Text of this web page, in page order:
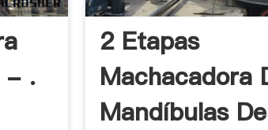
- .
2 Etapas
Machacadora
Mandíbulas